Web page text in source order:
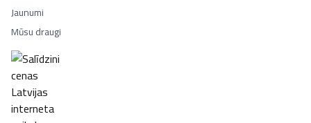
Jaunumi
Mūsu draugi